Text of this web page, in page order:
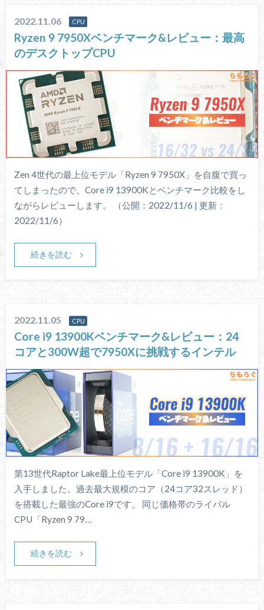
2022.11.06 CPU
Ryzen 9 7950Xベンチマーク&レビュー：最高
のデスクトップCPU
Zen 4世代の最上位モデル「Ryzen 9 7950X」を自腹で買っ
てしまったので、Core i9 13900Kとベンチマーク比較をし
ながらレビューします。 （公開：2022/11/6 | 更新：
2022/11/6）
続きを読む
2022.11.05 CPU
Core i9 13900Kベンチマーク&レビュー：24
コアと300W超で7950Xに挑戦するインテル
第13世代Raptor Lake最上位モデル「Core i9 13900K」を
入手しました。過去最大規模のコア（24コア32スレッド）
を搭載した最強のCore i9です。 同じ価格帯のライバル
CPU「Ryzen 9 79…
続きを読む